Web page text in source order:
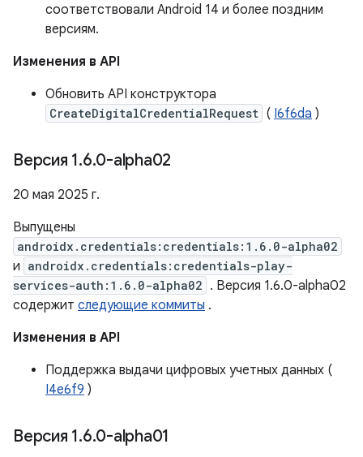
соответствовали Android 14 и более поздним
версиям.
Изменения в API
Обновить API конструктора
CreateDigitalCredentialRequest ( I6f6da )
Версия 1.6.0-alpha02
20 мая 2025 г.
Выпущены
androidx.credentials:credentials:1.6.0-alpha02
и androidx.credentials:credentials-play-
services-auth:1.6.0-alpha02 . Версия 1.6.0-alpha02
содержит следующие коммиты .
Изменения в API
Поддержка выдачи цифровых учетных данных (
I4e6f9 )
Версия 1.6.0-alpha01